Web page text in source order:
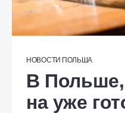
НОВОСТИ ПОЛЬША
В
на уже